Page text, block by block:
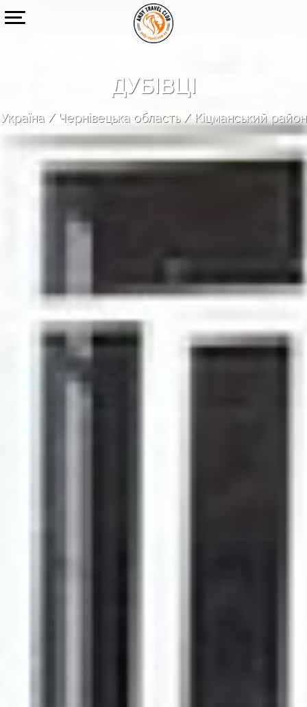
ДУБІВЦІ
Україна Чернівецька область Кіцманський район